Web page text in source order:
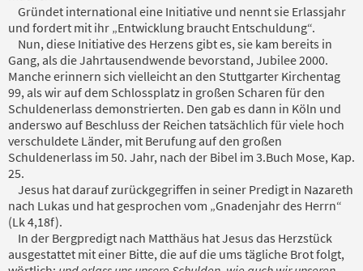
Gründet international eine Initiative und nennt sie Erlassjahr
und fordert mit ihr „Entwicklung braucht Entschuldung“.
Nun, diese Initiative des Herzens gibt es, sie kam bereits in
Gang, als die Jahrtausendwende bevorstand, Jubilee 2000.
Manche erinnern sich vielleicht an den Stuttgarter Kirchentag
99, als wir auf dem Schlossplatz in großen Scharen für den
Schuldenerlass demonstrierten. Den gab es dann in Köln und
anderswo auf Beschluss der Reichen tatsächlich für viele hoch
verschuldete Länder, mit Berufung auf den großen
Schuldenerlass im 50. Jahr, nach der Bibel im 3.Buch Mose, Kap.
25.
Jesus hat darauf zurückgegriffen in seiner Predigt in Nazareth
nach Lukas und hat gesprochen vom „Gnadenjahr des Herrn“
(Lk 4,18f).
In der Bergpredigt nach Matthäus hat Jesus das Herzstück
ausgestattet mit einer Bitte, die auf die ums tägliche Brot folgt,